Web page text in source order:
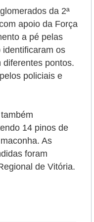
da 2ª
apoio da Força
a pé pelas
os
pontos.
policiais e
14 pinos de
As
foram
de Vitória.